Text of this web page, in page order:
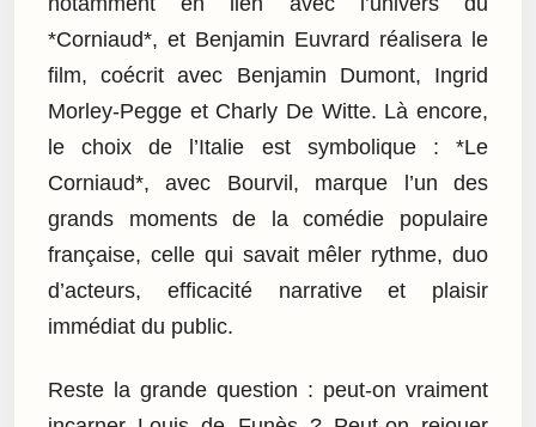
*Corniaud*, et Benjamin Euvrard réalisera le
film, coécrit avec Benjamin Dumont, Ingrid
Morley-Pegge et Charly De Witte. Là encore,
le choix de l’Italie est symbolique : *Le
Corniaud*, avec Bourvil, marque l’un des
grands moments de la comédie populaire
française, celle qui savait mêler rythme, duo
d’acteurs, efficacité narrative et plaisir
immédiat du public.
Reste la grande question : peut-on vraiment